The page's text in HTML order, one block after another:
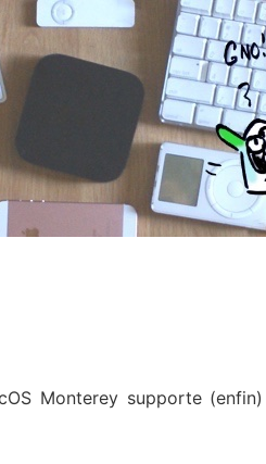
Monterey supporte